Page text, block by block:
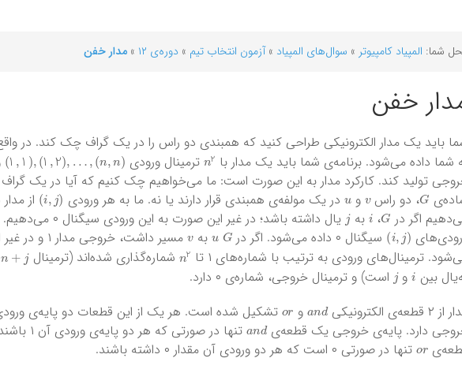
شما: المپیاد کامپیوتر » سوال‌های المپیاد »آزمون‌ انتخاب تیم » دوره‌ی ۱۲ » مدار خفن
خفن
باید یک مدار الکترونیکی طراحی کنید که همبندی دو راس را در یک گراف چک کند. در واقع ۳
شما داده می‌شود. برنامه‌ی شما باید یک مدار با n2 ترمینال ورودی 1
(
,2
)
,
…
,
n,n
)
تولید کند. کارکرد مدار به این صورت است: ما می‌خواهیم چک کنیم که آیا در یک گراف
G، دو راسv وu در یک مولفه‌ی همبندی قرار دارند یا نه. ما به هر ورودی (
i,j
)
اگر در G، iبهj
یال داشته باشد؛ در غیر
(
,j
) سیگنال ۰ داده می‌شود. اگر در G
uبهv
ترمینال‌های ورودی به ترتیب با شماره‌های ۱ تا
2 شماره‌گذاری شده‌اند (ترمینال
بین iوj است) و ترمینال خروجی، شماره‌ی ۰ دارد.
قطعه‌ی الکترونیکی
d و
تشکیل شده است. هر یک از این قطعات دو پایه‌ی
دارد. پایه‌ی خروجی یک قطعه‌ی
and
or تنها در صورتی ۰ است که هر دو ورودی آن مقدار ۰ داشته باشند.